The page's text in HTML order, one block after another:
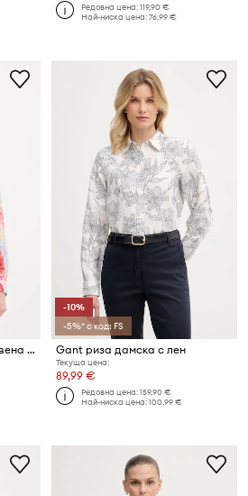
Редовна цена:119,90 €
Най-ниска цена:76,99 €
Gant риза дамска с добавена коприна
-10%
-5%* с код: FS
Gant риза дамска с лен
Текуща цена:
89,99 €
Редовна цена:159,90 €
Най-ниска цена:100,99 €